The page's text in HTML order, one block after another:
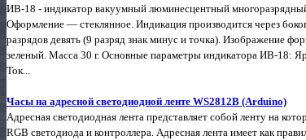
ИВ-18 - индикатор вакуумный люминесцентный
Оформление — стеклянное. Индикация производится через
разрядов девять (9 разряд знак минус и точка). Изображение
зеленый. Масса 30 г. Основные параметры индикатора ИВ-18:
Ток...
Часы на адресной светодиодной ленте WS2812B (Arduino)
Адресная светодиодная лента представляет собой ленту на
RGB светодиода и контроллера. Адресная лента имеет как